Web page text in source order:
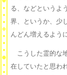
る、などというよ
界、というか、少
んどん増えるよう
こうした霊的な
在していたと思わ